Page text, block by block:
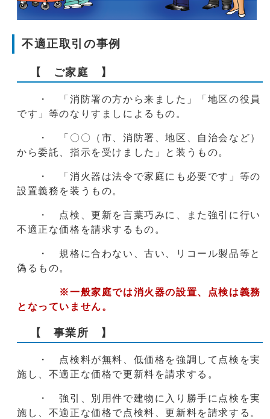
不適正取引の事例
【 ご家庭 】
・ 「消防署の方から来ました」「地区の役員
です」等のなりすましによるもの。
・ 「〇〇（市、消防署、地区、自治会など）
から委託、指示を受けました」と装うもの。
・ 「消火器は法令で家庭にも必要です」等の
設置義務を装うもの。
・ 点検、更新を言葉巧みに、また強引に行い
不適正な価格を請求するもの。
・ 規格に合わない、古い、リコール製品等と
偽るもの。
※一般家庭では消火器の設置、点検は義務
となっていません。
【 事業所 】
・ 点検料が無料、低価格を強調して点検を実
施し、不適正な価格で更新料を請求する。
・ 強引、別用件で建物に入り勝手に点検を実
施し、不適正な価格で点検料、更新料を請求する。